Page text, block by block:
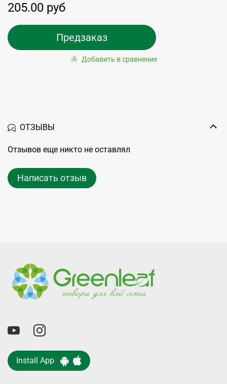
205.00 руб
Предзаказ
Добавить в сравнение
ОТЗЫВЫ
Отзывов еще никто не оставлял
Написать отзыв
Install App